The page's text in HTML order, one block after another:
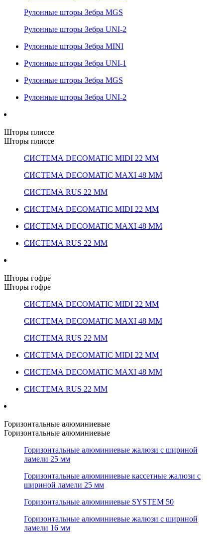
Рулонные шторы Зебра MGS
Рулонные шторы Зебра UNI-2
Рулонные шторы Зебра MINI
Рулонные шторы Зебра UNI-1
Рулонные шторы Зебра MGS
Рулонные шторы Зебра UNI-2
Шторы плиссе
Шторы плиссе
СИСТЕМА DECOMATIC MIDI 22 ММ
СИСТЕМА DECOMATIC MAXI 48 ММ
СИСТЕМА RUS 22 ММ
СИСТЕМА DECOMATIC MIDI 22 ММ
СИСТЕМА DECOMATIC MAXI 48 ММ
СИСТЕМА RUS 22 ММ
Шторы гофре
Шторы гофре
СИСТЕМА DECOMATIC MIDI 22 ММ
СИСТЕМА DECOMATIC MAXI 48 ММ
СИСТЕМА RUS 22 ММ
СИСТЕМА DECOMATIC MIDI 22 ММ
СИСТЕМА DECOMATIC MAXI 48 ММ
СИСТЕМА RUS 22 ММ
Горизонтальные алюминиевые
Горизонтальные алюминиевые
Горизонтальные алюминиевые жалюзи с шириной
ламели 25 мм
Горизонтальные алюминиевые кассетные жалюзи с
шириной ламели 25 мм
Горизонтальные алюминиевые SYSTEM 50
Горизонтальные алюминиевые жалюзи с шириной
ламели 16 мм